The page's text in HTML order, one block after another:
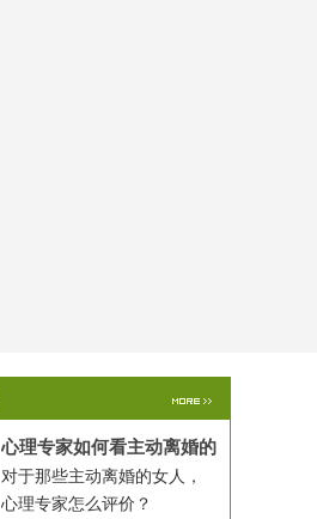
心理专家如何看主动离婚的
对于那些主动离婚的女人，
心理专家怎么评价？